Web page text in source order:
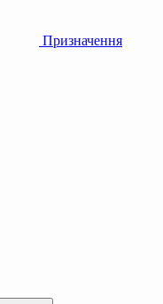
Призначення